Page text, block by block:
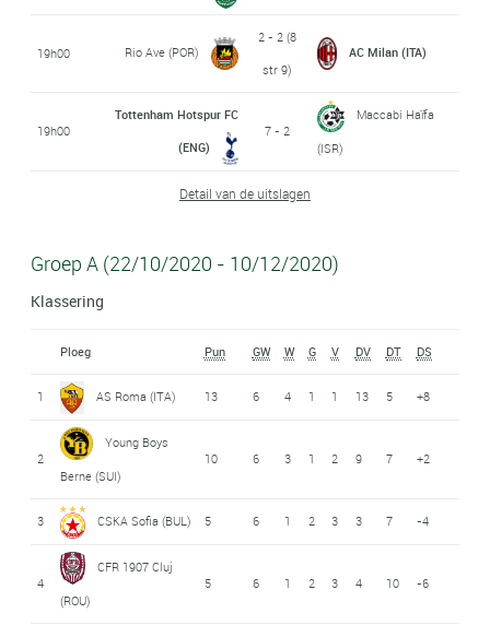
19h00 Rio Ave (POR)
2 - 2 (8
str 9)
AC Milan (ITA)
19h00
Tottenham Hotspur FC
(ENG)
7 - 2
Maccabi Haïfa
(ISR)
Detail van de uitslagen
Groep A (22/10/2020 - 10/12/2020)
Klassering
Ploeg Pun GW W G V DV DT DS
1 AS Roma (ITA) 13 6 4 1 1 13 5 +8
2
Young Boys
Berne (SUI)
10 6 3 1 2 9 7 +2
3 CSKA Sofia (BUL) 5 6 1 2 3 3 7 -4
4
CFR 1907 Cluj
(ROU)
5 6 1 2 3 4 10 -6